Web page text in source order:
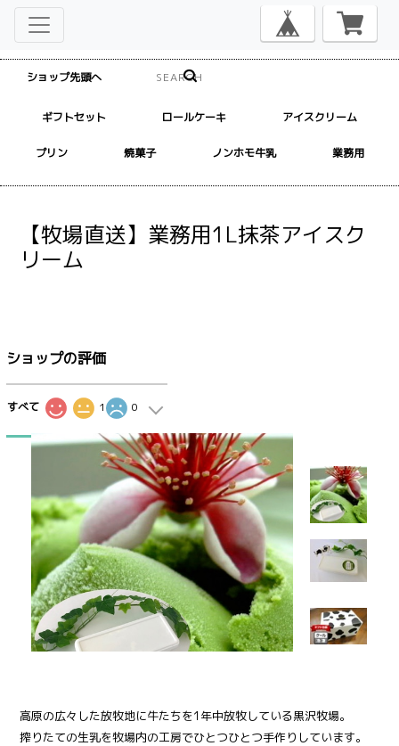
ショップ先頭へ
ギフトセット ロールケーキ アイスクリーム
プリン 焼菓子 ノンホモ牛乳 業務用
【牧場直送】業務用1L抹茶アイスク
リーム
高原の広々した放牧地に牛たちを1年中放牧している黒沢牧場。
搾りたての生乳を牧場内の工房でひとつひとつ手作りしています。
ショップの評価
すべて 1 0